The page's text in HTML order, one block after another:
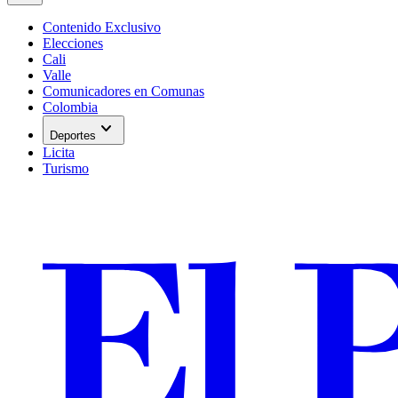
Contenido Exclusivo
Elecciones
Cali
Valle
Comunicadores en Comunas
Colombia
Deportes expand_more
Licita
Turismo